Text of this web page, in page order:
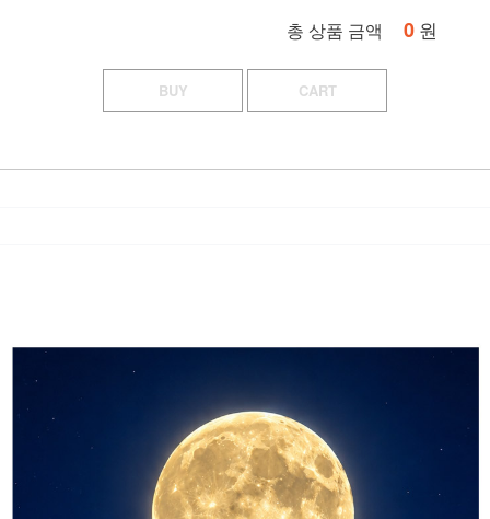
총 상품 금액 0 원
BUY CART